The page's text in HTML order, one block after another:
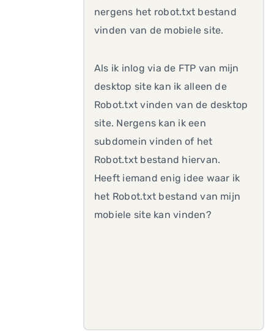
nergens het robot.txt bestand
vinden van de mobiele site.
Als ik inlog via de FTP van mijn
desktop site kan ik alleen de
Robot.txt vinden van de desktop
site. Nergens kan ik een
subdomein vinden of het
Robot.txt bestand hiervan.
Heeft iemand enig idee waar ik
het Robot.txt bestand van mijn
mobiele site kan vinden?